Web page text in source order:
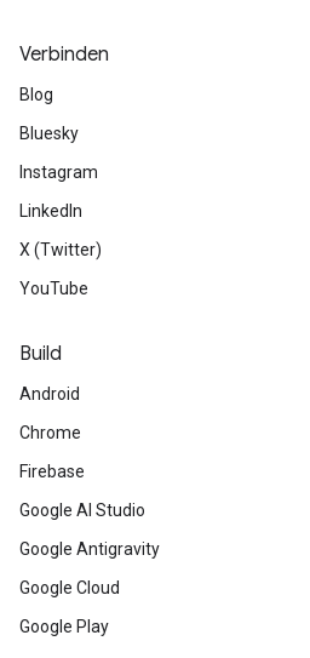
Verbinden
Blog
Bluesky
Instagram
LinkedIn
X (Twitter)
YouTube
Build
Android
Chrome
Firebase
Google AI Studio
Google Antigravity
Google Cloud
Google Play